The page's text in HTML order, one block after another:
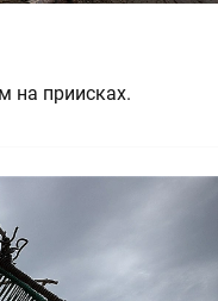
на приисках.